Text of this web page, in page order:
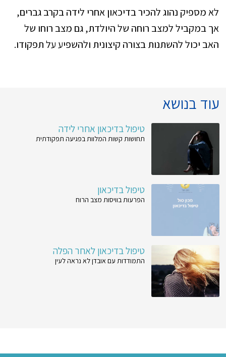
לא מספיק נהוג להכיר בדיכאון אחרי לידה בקרב גברים,
אך במקביל למצב רוחה של היולדת, גם מצב רוחו של
האב יכול להשתנות בצורה קיצונית ולהשפיע על תפקודו.
עוד בנושא
טיפול בדיכאון אחרי לידה
תחושות קשות המלוות בפגיעה תפקודתית
טיפול בדיכאון
הפרעות בוויסות מצב הרוח
טיפול בדיכאון לאחר הפלה
התמודדות עם אובדן לא נראה לעין